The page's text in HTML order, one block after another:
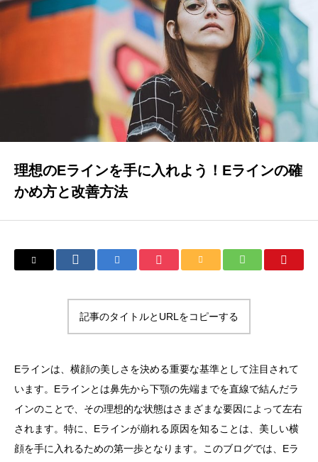
STYLE
CAREER
理想のEラインを手に入れよう！Eラインの確
かめ方と改善方法
記事のタイトルとURLをコピーする
Eラインは、横顔の美しさを決める重要な基準として注目されて
います。Eラインとは鼻先から下顎の先端までを直線で結んだラ
インのことで、その理想的な状態はさまざまな要因によって左右
されます。特に、Eラインが崩れる原因を知ることは、美しい横
顔を手に入れるための第一歩となります。このブログでは、Eラ